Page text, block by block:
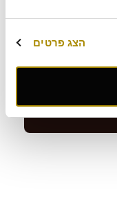
הצג פרטים